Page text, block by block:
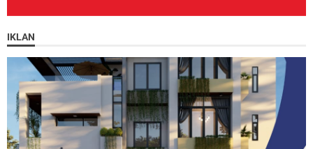
IKLAN